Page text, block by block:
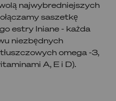
najwybredniejszych
saszetkę
estry lniane - każda
niezbędnych
omega -3,
A, E i D).